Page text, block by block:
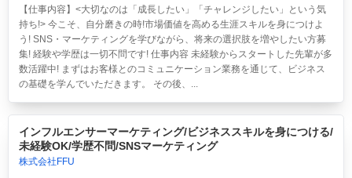
【仕事内容】<大切なのは「成長したい」「チャレンジしたい」という気
持ち!> 今こそ、自分磨きの時!市場価値を高める生涯スキルを身につけよ
う! SNS・マーケティングを学びながら、将来の選択肢を増やしたい方募
集! 経験や学歴は一切不問です! 仕事内容 未経験からスタートした先輩が多
数活躍中! まずはお客様とのコミュニケーション業務を通じて、ビジネス
の基礎を学んでいただきます。 その後、...
インフルエンサーマーケティング/ビジネススキルを身につける/
未経験OK/学歴不問/SNSマーケティング
株式会社FFU